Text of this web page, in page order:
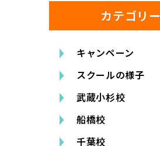
カテゴリー
キャンペーン
スクールの様子
武蔵小杉校
船橋校
千葉校